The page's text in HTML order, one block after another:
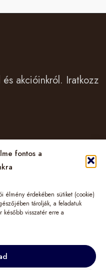
fontos a
élmény érdekében sütiket (cookie)
tárolják, a feladatuk
visszatér erre a
akcióinkról. Iratkozz
Kft. Minden jog fenntartva!